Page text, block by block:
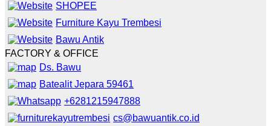
SHOPEE
Furniture Kayu Trembesi
Bawu Antik
FACTORY & OFFICE
Ds. Bawu
Batealit Jepara 59461
+6281215947888
cs@bawuantik.co.id